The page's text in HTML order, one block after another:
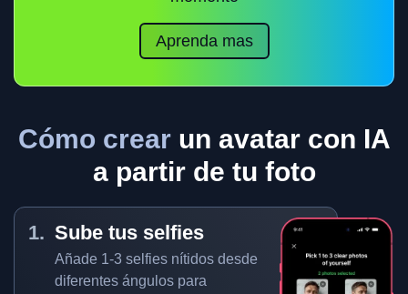
Aprenda mas
Cómo crearun avatar con IA
a partir de tu foto
Sube tus selfies
Añade 1-3 selfies nítidos desde
diferentes ángulos para